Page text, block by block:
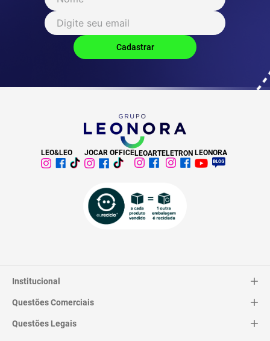
LEO&LEO JOCAR OFFICELEOARTELETRON LEONORA
Institucional
Catálogo
Quem Somos
Questões Comerciais
Trocas e Devoluções
Questões Legais